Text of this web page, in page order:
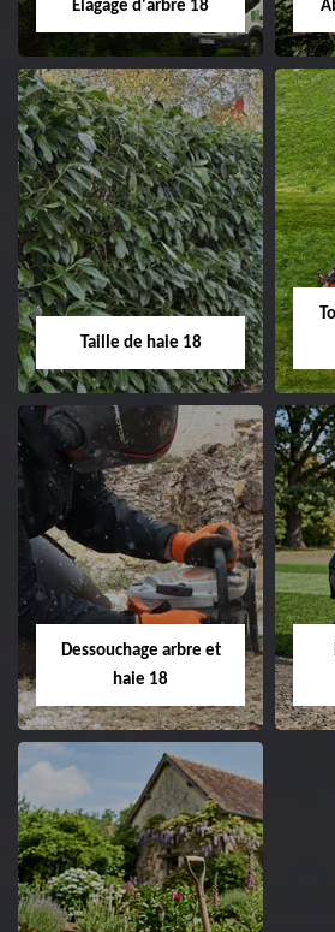
Elagage d'arbre 18
Elagage d'arbre 18
Entreprise élagage
d'arbre 18 Cher tel:
02.52.56.49.40
Taille de haie 18
Taille de haie 18
Entreprise taille de haie
18 Cher tel:
02.52.56.49.40
Dessouchage arbre et
haie 18
Dessouchage arbre
et haie 18